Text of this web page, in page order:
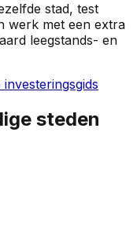
stad, test
werk met een extra
leegstands- en
investeringsgids
steden